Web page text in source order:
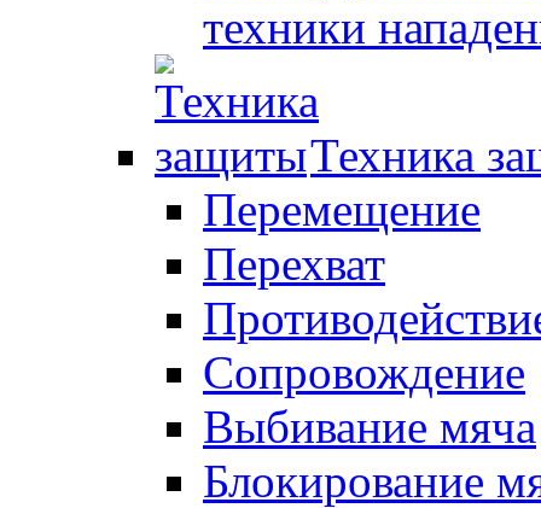
техники
Техника
Перемещение
Перехват
Сопровождение
Выбивание мяча
Блокирование